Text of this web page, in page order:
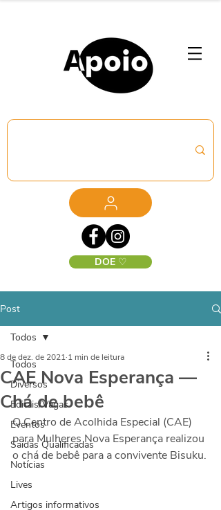
DOE ♡
Post
Todos
Diversos
Editais/Vagas
Eventos
Saídas Qualificadas
Notícias
Lives
Artigos informativos
Todos
CAE Nova Esperança —
Chá de bebê
8 de dez. de 2021 1 min de leitura
O Centro de Acolhida Especial (CAE)
para Mulheres Nova Esperança realizou
o chá de bebê para a convivente Bisuku.